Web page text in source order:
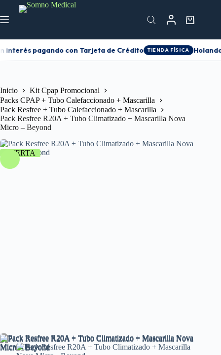
interés pagando con Tarjeta de Crédito TIENDA FÍSICA
Inicio
Kit Cpap Promocional
Packs CPAP + Tubo Calefaccionado + Mascarilla
Pack Resfree + Tubo Calefaccionado + Mascarilla
Pack Resfree R20A + Tubo Climatizado + Mascarilla Nova
Micro – Beyond
OFERTA